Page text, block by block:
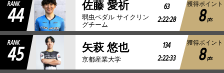
RANK
44 佐藤 愛祈
弱虫ペダル サイクリン
グチーム
63
2:22:28
獲得ポイント
8 pts
RANK
45 矢萩 悠也
京都産業大学
134
2:22:33
獲得ポイント
8 pts